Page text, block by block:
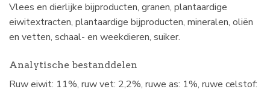
Vlees en dierlijke bijproducten, granen, plantaardige
eiwitextracten, plantaardige bijproducten, mineralen, oliën
en vetten, schaal- en weekdieren, suiker.
Analytische bestanddelen
Ruw eiwit: 11%, ruw vet: 2,2%, ruwe as: 1%, ruwe celstof: